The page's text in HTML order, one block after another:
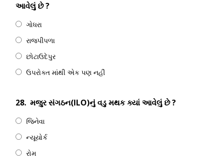
આવેલું છે ?
ગોધરા
રાજપીપળા
છોટાઉદેપુર
ઉપરોક્ત માંથી એક પણ નહીં
28. મજુર સંગઠન(ILO)નું વડુ મથક ક્યાં આવેલું છે ?
જિનેવા
ન્યૂયોર્ક
રોમ